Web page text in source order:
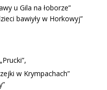
u Gila na łoborze”
bawiyły w Horkowyj”
w Krympachach”